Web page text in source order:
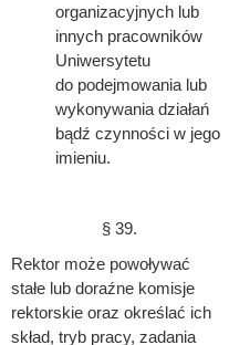
organizacyjnych lub
innych pracowników
Uniwersytetu
do podejmowania lub
wykonywania działań
bądź czynności w jego
imieniu.
§ 39.
Rektor może powoływać
stałe lub doraźne komisje
rektorskie oraz określać ich
skład, tryb pracy, zadania